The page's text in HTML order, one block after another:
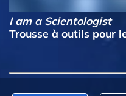
I am a Scientologist
Trousse à outils pour